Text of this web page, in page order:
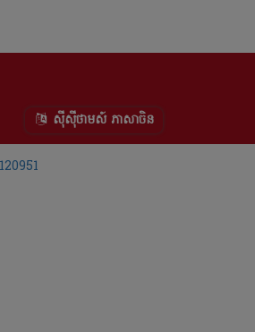
ស៊ីស៊ីថាមស៍ ភាសាចិន